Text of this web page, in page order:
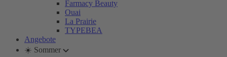
Farmacy Beauty
Ouai
La Prairie
TYPEBEA
Angebote
☀️ Sommer